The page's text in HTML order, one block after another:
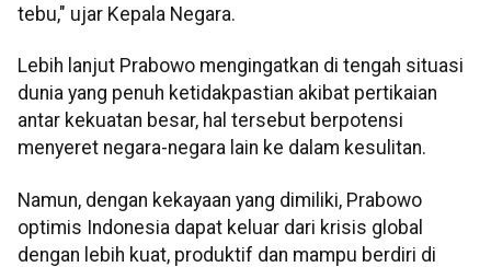
tebu," ujar Kepala Negara.
Lebih lanjut Prabowo mengingatkan di tengah situasi
dunia yang penuh ketidakpastian akibat pertikaian
antar kekuatan besar, hal tersebut berpotensi
menyeret negara-negara lain ke dalam kesulitan.
Namun, dengan kekayaan yang dimiliki, Prabowo
optimis Indonesia dapat keluar dari krisis global
dengan lebih kuat, produktif dan mampu berdiri di